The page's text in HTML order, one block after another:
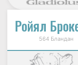
564 Бландан